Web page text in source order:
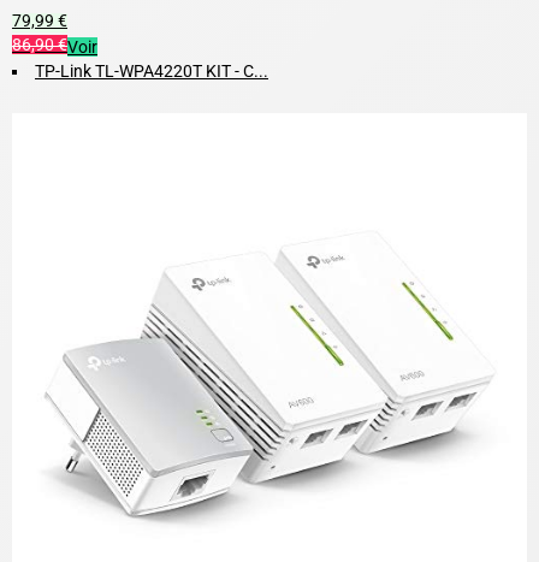
79,99 €
86,90 €Voir
TP-Link TL-WPA4220T KIT - C...